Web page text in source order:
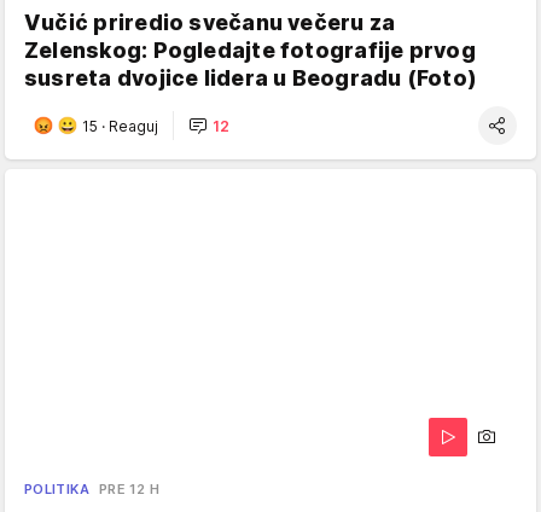
Vučić priredio svečanu večeru za
Zelenskog: Pogledajte fotografije prvog
susreta dvojice lidera u Beogradu (Foto)
15 · Reaguj 12
POLITIKA PRE 12 H